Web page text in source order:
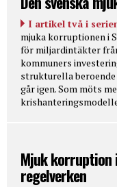
I artikel två i
mjuka korruptionen i
för miljardintäkter
kommuners
strukturella
går igen. Som möts
Mjuk
regelverken